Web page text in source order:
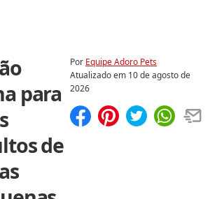
para
de
Por Equipe Adoro Pets
Atualizado em 10 de agosto de
2026